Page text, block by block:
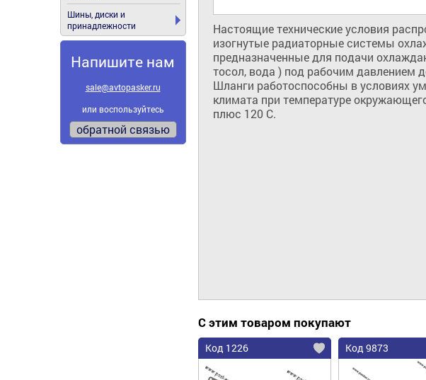
Шины, диски и
принадлежности
Напишите нам
sale@avtopasker.ru
или воспользуйтесь
обратной связью
Настоящие технические условия
изогнутые радиаторные системы
предназначенные для подачи
тосол, вода ) под рабочим давлением
Шланги работоспособны в условиях
климата при температуре
плюс 120 С.
С этим товаром покупают
Код 1226 Код 9873